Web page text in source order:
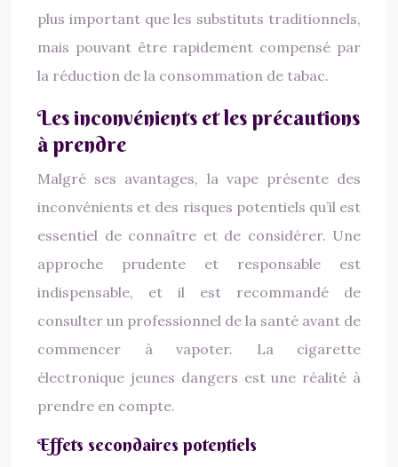
plus important que les substituts traditionnels,
mais pouvant être rapidement compensé par
la réduction de la consommation de tabac.
Les inconvénients et les précautions
à prendre
Malgré ses avantages, la vape présente des
inconvénients et des risques potentiels qu’il est
essentiel de connaître et de considérer. Une
approche prudente et responsable est
indispensable, et il est recommandé de
consulter un professionnel de la santé avant de
commencer à vapoter. La cigarette
électronique jeunes dangers est une réalité à
prendre en compte.
Effets secondaires potentiels